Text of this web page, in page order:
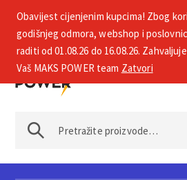
+385 1 2002 575
Obavijest cijenjenim kupcima! Zbog
godišnjeg odmora, webshop i
raditi od 01.08.26 do 16.08.26.
Vaš MAKS POWER team Zatvori